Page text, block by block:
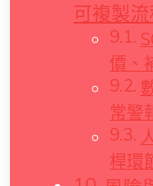
可複製流
價、
常警
桿環